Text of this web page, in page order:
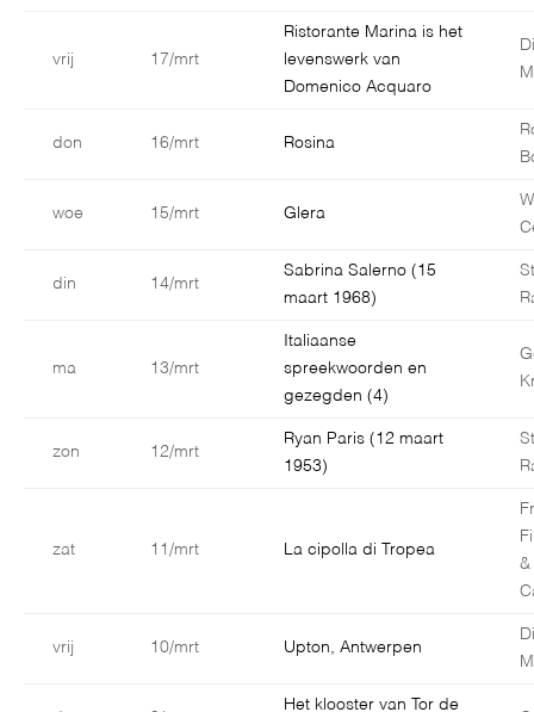
vrij 17/mrt
Ristorante Marina is het
levenswerk van
Domenico Acquaro
don 16/mrt Rosina
woe 15/mrt Glera
din 14/mrt
Sabrina Salerno (15
maart 1968)
ma 13/mrt
Italiaanse
spreekwoorden en
gezegden (4)
zon 12/mrt
Ryan Paris (12 maart
1953)
zat 11/mrt La cipolla di Tropea
&
vrij 10/mrt Upton, Antwerpen
Het klooster van Tor de